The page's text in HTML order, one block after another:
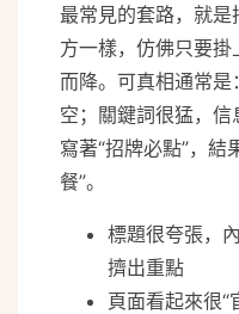
最常見的套路，就是
方一樣，仿佛只要掛
而降。可真相通常
空；關鍵詞很猛，
寫著“招牌必點”，結
餐”。
標題很夸張，
擠出重點
頁面看起來很“